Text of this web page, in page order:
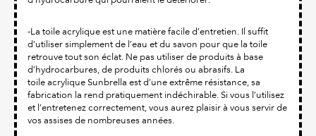
-La toile acrylique est une matière facile d’entretien. Il suffit
d’utiliser simplement de l’eau et du savon pour que la toile
retrouve tout son éclat. Ne pas utiliser de produits à base
d’hydrocarbures, de produits chlorés ou abrasifs. La
toile acrylique Sunbrella est d’une extrême résistance, sa
fabrication la rend pratiquement indéchirable. Si vous l’utilisez
et l’entretenez correctement, vous aurez plaisir à vous servir de
vos assises de nombreuses années.